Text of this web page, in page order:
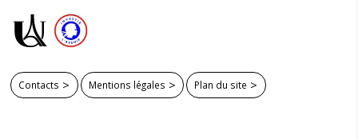
Contacts Mentions légales Plan du site